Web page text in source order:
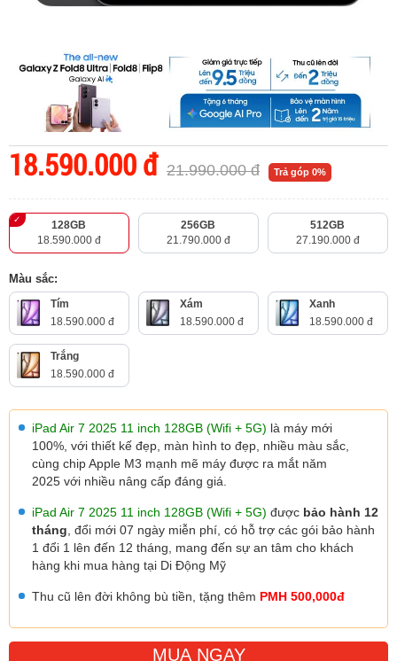
18.590.000 đ 21.990.000 đ Trả góp 0%
128GB
18.590.000 đ
256GB
21.790.000 đ
512GB
27.190.000 đ
Màu sắc:
Tím
18.590.000 đ
Xám
18.590.000 đ
Xanh
18.590.000 đ
Trắng
18.590.000 đ
iPad Air 7 2025 11 inch 128GB (Wifi + 5G) là máy mới
100%, với thiết kế đẹp, màn hình to đẹp, nhiều màu sắc,
cùng chip Apple M3 mạnh mẽ máy được ra mắt năm
2025 với nhiều nâng cấp đáng giá.
iPad Air 7 2025 11 inch 128GB (Wifi + 5G) được bảo hành 12
tháng , đổi mới 07 ngày miễn phí, có hỗ trợ các gói bảo hành
1 đổi 1 lên đến 12 tháng, mang đến sự an tâm cho khách
hàng khi mua hàng tại Di Động Mỹ
Thu cũ lên đời không bù tiền, tặng thêm PMH 500,000đ
MUA NGAY